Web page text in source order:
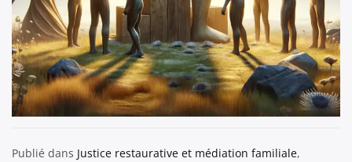
Publié dans Justice restaurative et médiation familiale,